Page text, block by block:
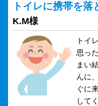
トイレに携帯を落
K.M様
トイ
思っ
まい
んに
ぐに
して